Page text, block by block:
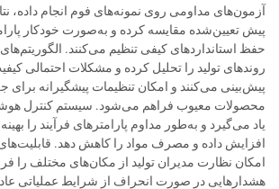
آزمون‌های مداومی روی نمونه‌های فوم انجام داده،
پیش تعیین‌شده مقایسه کرده و به‌صورت خودکار
حفظ استانداردهای کیفی تنظیم می‌کنند. الگوریتم‌های
روندهای تولید را تحلیل کرده و مشکلات احتمالی
پیش‌بینی می‌کنند و امکان تنظیمات پیشگیرانه برای
محصولات معیوب فراهم می‌شود. سیستم کنترل
یاد می‌گیرد و به‌طور مداوم پارامترهای فرآیند را
افزایش داده و مصرف مواد را کاهش دهد.
امکان نظارت مدیران تولید از مکان‌های مختلف را
هشدارهایی در صورت انحراف از شرایط عملیاتی